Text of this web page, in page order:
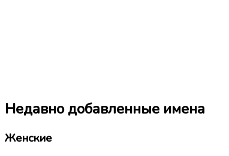
Недавно добавленные имена
Женские